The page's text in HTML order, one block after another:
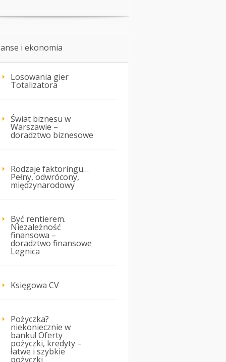
i ekonomia
Losowania gier
Totalizatora
Świat biznesu w
Warszawie –
doradztwo biznesowe
Rodzaje faktoringu…
Pełny, odwrócony,
międzynarodowy
Być rentierem.
Niezależność
finansowa –
doradztwo finansowe
Legnica
Księgowa CV
Pożyczka?
niekoniecznie w
banku! Oferty
pożyczki, kredyty –
łatwe i szybkie
pożyczki